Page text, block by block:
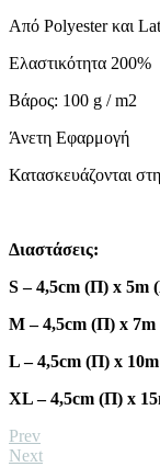
Από Polyester και
Ελαστικότητα 200%
Βάρος: 100 g / m2
Άνετη Εφαρμογή
Κατασκευάζονται
Διαστάσεις:
S – 4,5cm (Π) x 5m
M – 4,5cm (Π) x
L – 4,5cm (Π) x
XL – 4,5cm (Π) x
Prev
Next